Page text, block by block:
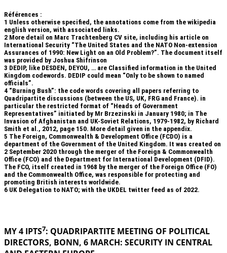
Références :
1 Unless otherwise specified, the annotations come from the wikipedia
english version, with associated links.
2 More detail on Marc Trachtenberg CV site, including his article on
International Security “The United States and the NATO Non-extension
Assurances of 1990: New Light on an Old Problem?”. The document itself
was provided by Joshua Shifrinson
3 DEDIP, like DESDEN, DEYOU, … are Classified information in the United
Kingdom codewords. DEDIP could mean “Only to be shown to named
officials”.
4 “Burning Bush”: the code words covering all papers referring to
Quadripartite discussions (between the US, UK, FRG and France). in
particular the restricted format of “Heads of Government
Representatives” initiated by Mr Brzezinski in January 1980; in The
Invasion of Afghanistan and UK-Soviet Relations, 1979-1982, by Richard
Smith et al., 2012, page 150. More detail given in the appendix.
5 The Foreign, Commonwealth & Development Office (FCDO) is a
department of the Government of the United Kingdom. It was created on
2 September 2020 through the merger of the Foreign & Commonwealth
Office (FCO) and the Department for International Development (DFID).
The FCO, itself created in 1968 by the merger of the Foreign Office (FO)
and the Commonwealth Office, was responsible for protecting and
promoting British interests worldwide.
6 UK Delegation to NATO; with the UKDEL twitter feed as of 2022.
MY 4 IPTS7: QUADRIPARTITE MEETING OF POLITICAL
DIRECTORS, BONN, 6 MARCH: SECURITY IN CENTRAL